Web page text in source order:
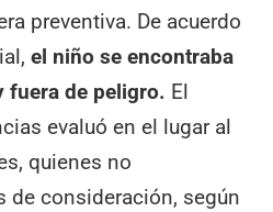
preventiva. De acuerdo
el niño se encontraba
fuera de peligro. El
evaluó en el lugar al
quienes no
de consideración, según